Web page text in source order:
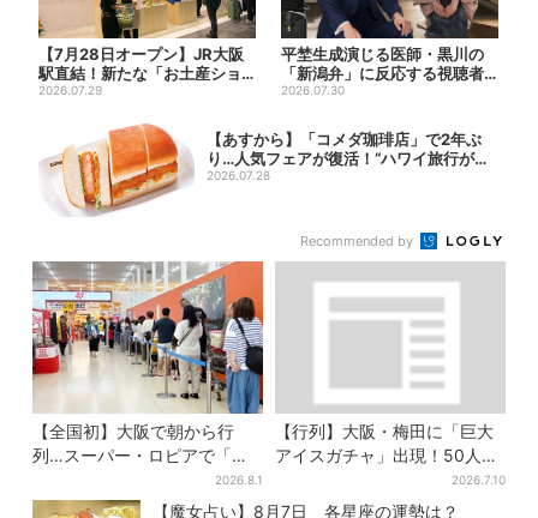
【7月28日オープン】JR大阪
駅直結！新たな「お土産ショ
ップ」、銘菓バラ売りで地...
2026.07.29
平埜生成演じる医師・黒川の
「新潟弁」に反応する視聴者
続出「グッときた」
2026.07.30
【あすから】「コメダ珈琲店」で2年ぶ
り…人気フェアが復活！“ハワイ旅行が当
たる”...
2026.07.28
Recommended by
【全国初】大阪で朝から行
列…スーパー・ロピアで「ど
デカ抽選会」、開始30分で“1
等黒毛和牛”の当選も
2026.8.1
【行列】大阪・梅田に「巨大
アイスガチャ」出現！50人以
上が列…初日は即終了、残る
開催日は？
2026.7.10
【魔女占い】8月7日 各星座の運勢は？